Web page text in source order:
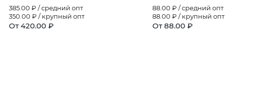
385.00 ₽ / средний опт
350.00 ₽ / крупный опт
От 420.00 ₽
88.00 ₽ / средний опт
88.00 ₽ / крупный опт
От 88.00 ₽